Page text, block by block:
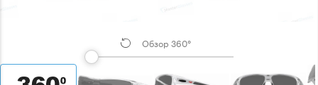
Обзор 360°